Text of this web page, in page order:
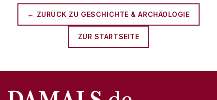
← ZURÜCK ZU GESCHICHTE & ARCHÄOLOGIE
ZUR STARTSEITE